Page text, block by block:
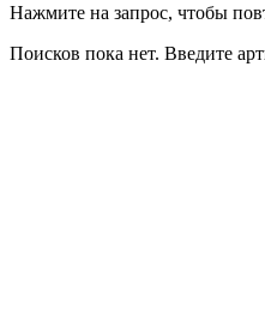
Нажмите на запрос, чтобы
Поисков пока нет. Введите